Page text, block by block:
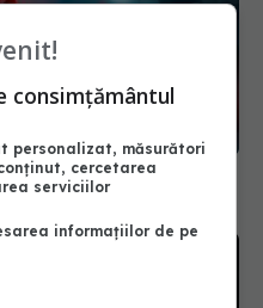
transmiterea COVID.
consimțământul
personalizat, măsurători
cercetarea
serviciilor
informațiilor de pe